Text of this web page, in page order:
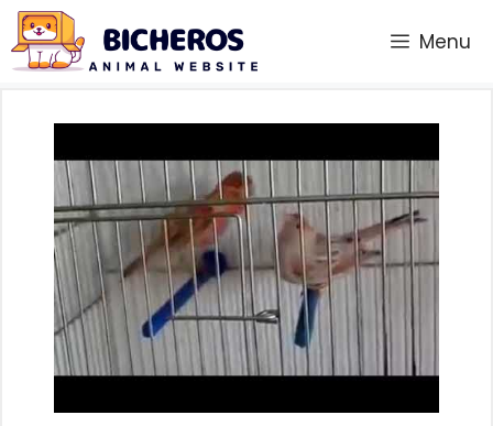
Saltar
al
contenido
Menu